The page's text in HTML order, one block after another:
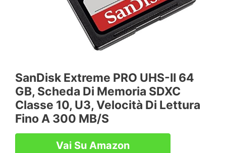
SanDisk Extreme PRO UHS-II 64
GB, Scheda Di Memoria SDXC
Classe 10, U3, Velocità Di Lettura
Fino A 300 MB/s
Vai Su Amazon